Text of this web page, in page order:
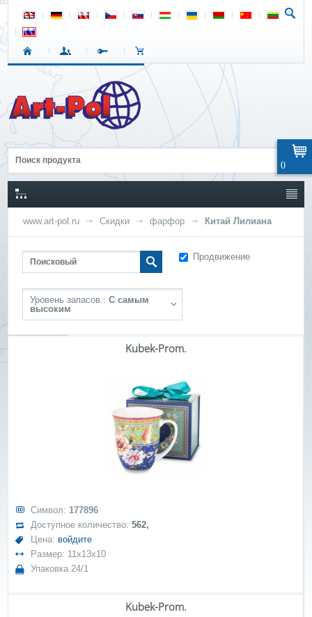
www.art-pol.ru Скидки фарфор Китай Лилиана
Продвижение
Уровень запасов.: С самым
высоким
Kubek-Prom.
Символ: 177896
Доступное количество:562,
Цена: войдите
Размер: 11x13x10
Упаковка 24/1
Kubek-Prom.
0